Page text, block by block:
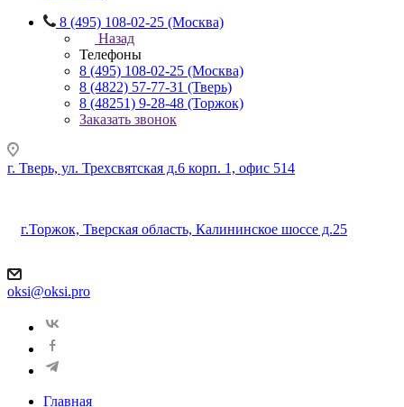
8 (495) 108-02-25 (Москва)
Назад
Телефоны
8 (495) 108-02-25 (Москва)
8 (4822) 57-77-31 (Тверь)
8 (48251) 9-28-48 (Торжок)
Заказать звонок
г. Тверь, ул. Трехсвятская д.6 корп. 1, офис 514
г.Торжок, Тверская область, Калининское шоссе д.25
oksi@oksi.pro
Главная